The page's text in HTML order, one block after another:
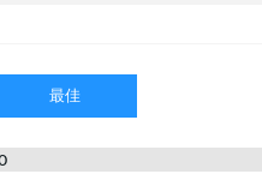
最佳